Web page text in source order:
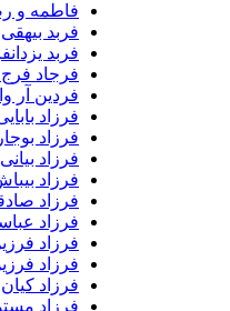
فاطمه و رضا شیری
فربد بیهقی
فربد یزدانفر
فرجاد فرج اللهی
فردین آر وان
فرزاد بابایی
فرزاد بوجاری
فرزاد بیانی
فرزاد بیباش و وحید
فرزاد صادقی
فرزاد عباسی
فرزاد فرزین
فرزاد فرزین و
فرزاد کیان
فرزاد مستوفی